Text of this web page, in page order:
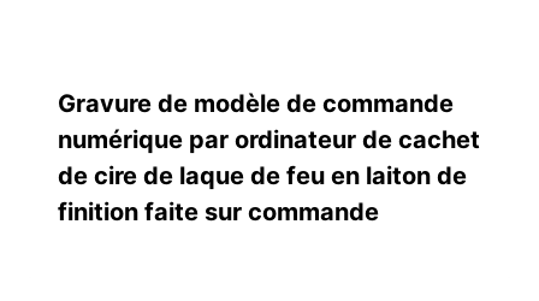
Gravure de modèle de commande
numérique par ordinateur de cachet
de cire de laque de feu en laiton de
finition faite sur commande